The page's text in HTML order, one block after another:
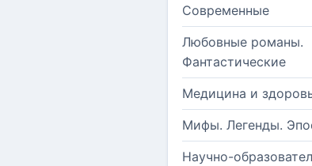
Современные
Любовные романы.
Фантастические
Медицина и
Мифы. Легенды.
Научно-